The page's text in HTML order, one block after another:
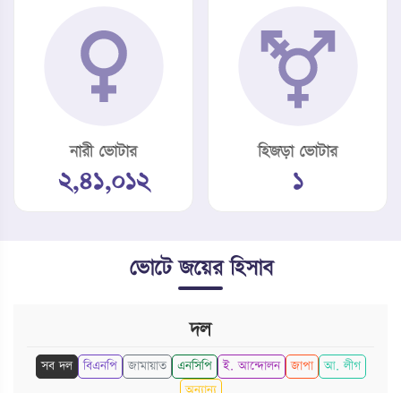
নারী ভোটার
২,৪১,০১২
হিজড়া ভোটার
১
ভোটে জয়ের হিসাব
দল
সব দল বিএনপি জামায়াত এনসিপি ই. আন্দোলন জাপা আ. লীগ